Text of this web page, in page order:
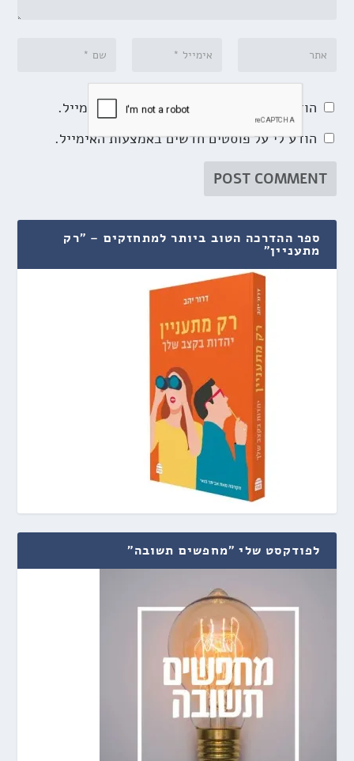
הודע לי על תגובות נוספות באמצעות האימייל.
הודע לי על פוסטים חדשים באמצעות האימייל.
ספר ההדרכה הטוב ביותר למתחזקים – "רק
מתעניין"
לפודקסט שלי "מחפשים תשובה"